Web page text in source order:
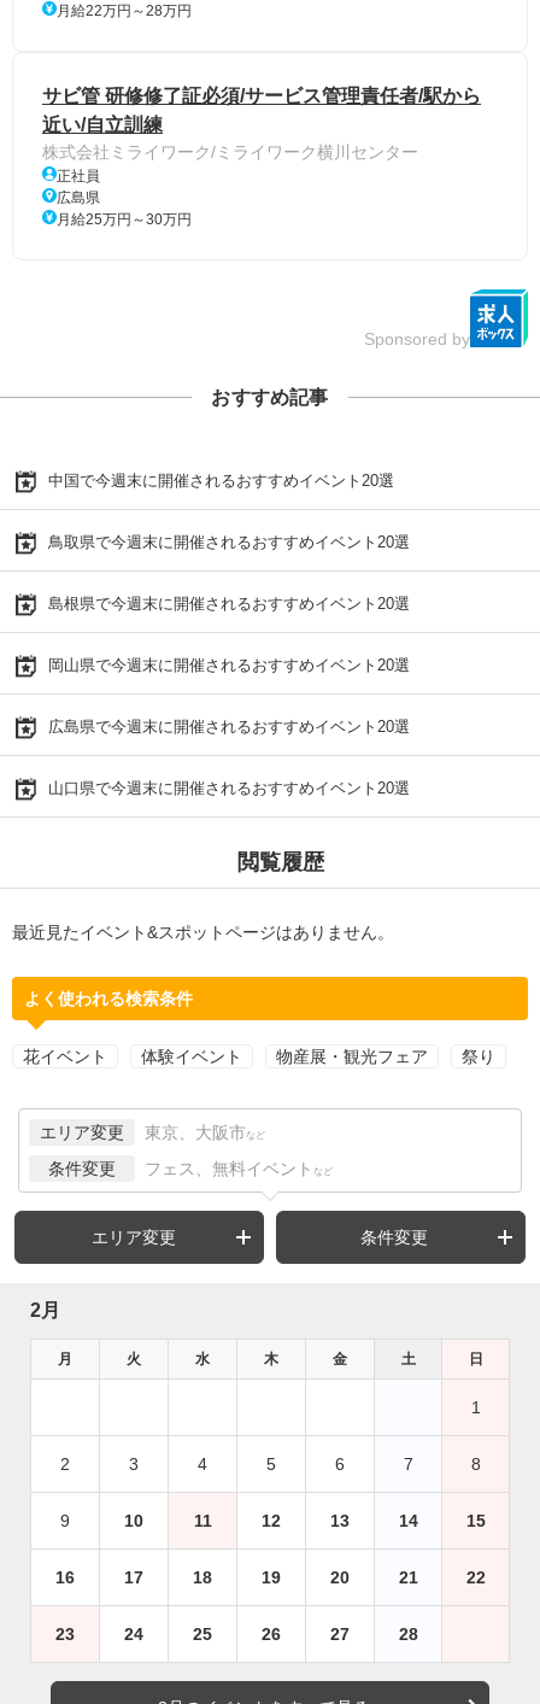
月給22万円～28万円
サビ管 研修修了証必須/サービス管理責任者/駅から
近い/自立訓練
株式会社ミライワーク/ミライワーク横川センター
正社員
広島県
月給25万円～30万円
Sponsored by
おすすめ記事
中国で今週末に開催されるおすすめイベント20選
鳥取県で今週末に開催されるおすすめイベント20選
島根県で今週末に開催されるおすすめイベント20選
岡山県で今週末に開催されるおすすめイベント20選
広島県で今週末に開催されるおすすめイベント20選
山口県で今週末に開催されるおすすめイベント20選
閲覧履歴
最近見たイベント&スポットページはありません。
よく使われる検索条件
花イベント 体験イベント 物産展・観光フェア 祭り
エリア変更 東京、大阪市 など
条件変更 フェス、無料イベント など
エリア変更 条件変更
2月
月 火 水 木 金 土 日
1
2 3 4 5 6 7 8
9 10 11 12 13 14 15
16 17 18 19 20 21 22
23 24 25 26 27 28